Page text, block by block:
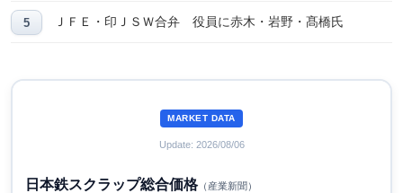
ＪＦＥ・印ＪＳＷ合弁 役員に赤木・岩野・髙橋氏
MARKET DATA
Update: 2026/08/06
日本鉄スクラップ総合価格（産業新聞）